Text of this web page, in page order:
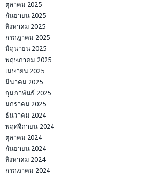
ตุลาคม 2025
กันยายน 2025
สิงหาคม 2025
กรกฎาคม 2025
มิถุนายน 2025
พฤษภาคม 2025
เมษายน 2025
มีนาคม 2025
กุมภาพันธ์ 2025
มกราคม 2025
ธันวาคม 2024
พฤศจิกายน 2024
ตุลาคม 2024
กันยายน 2024
สิงหาคม 2024
กรกฎาคม 2024